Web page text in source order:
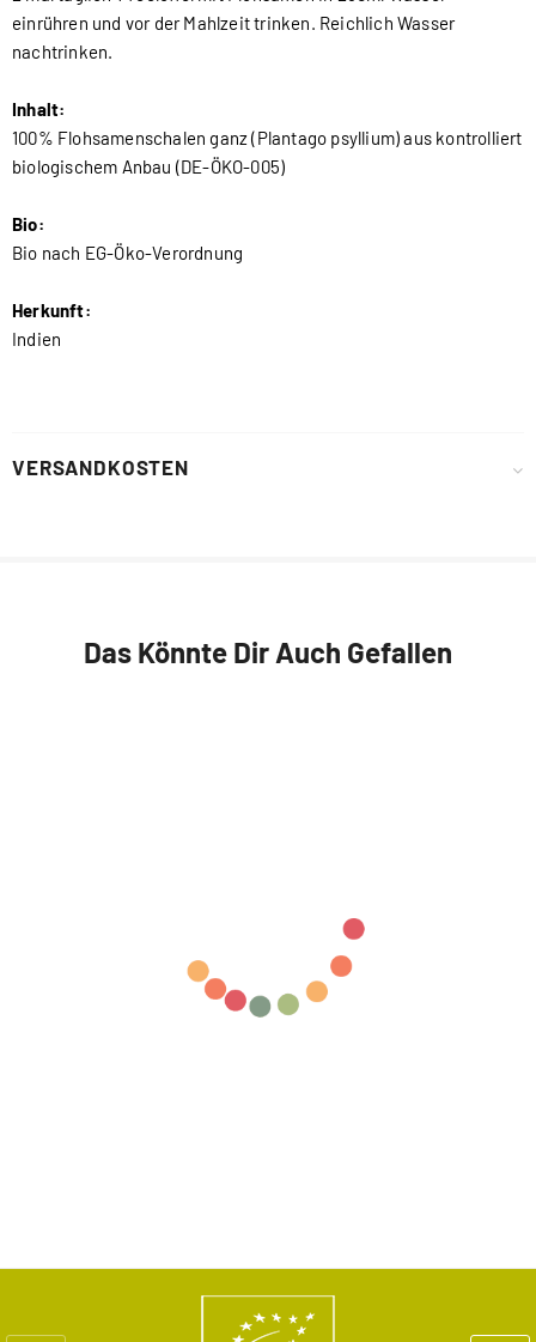
einrühren und vor der Mahlzeit trinken. Reichlich Wasser
nachtrinken.
Inhalt:
100% Flohsamenschalen ganz (Plantago psyllium) aus kontrolliert
biologischem Anbau (DE-ÖKO-005)
Bio:
Bio nach EG-Öko-Verordnung
Herkunft:
Indien
VERSANDKOSTEN
Das Könnte Dir Auch Gefallen